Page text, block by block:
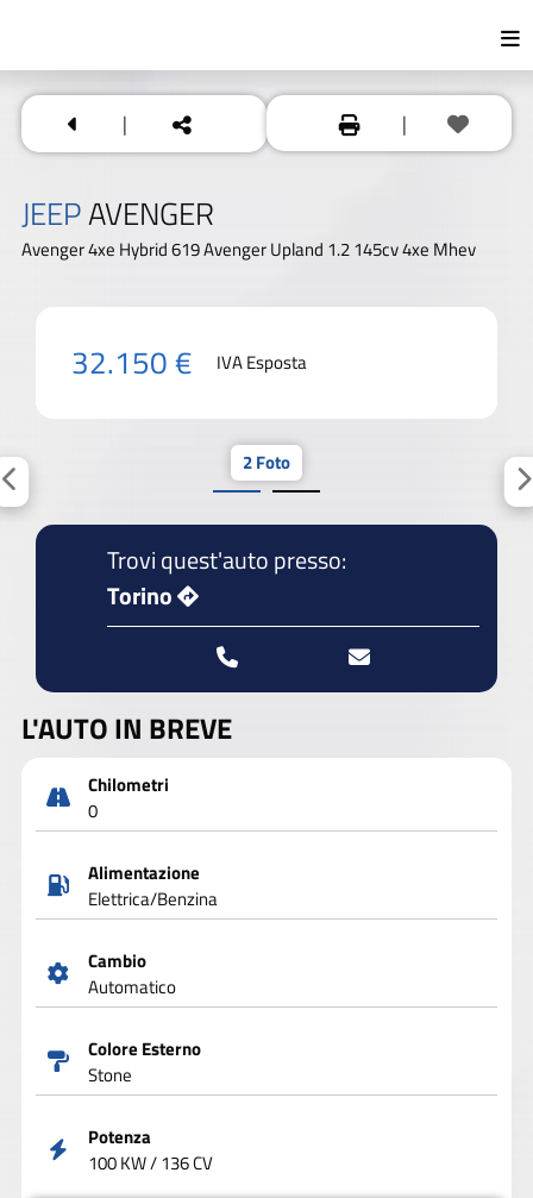
| |
JEEPAVENGER
Avenger 4xe Hybrid 619 Avenger Upland 1.2 145cv 4xe Mhev
32.150 € IVA Esposta
2 Foto
Trovi quest'auto presso:
Torino
L'AUTO IN BREVE
Chilometri
0
Alimentazione
Elettrica/Benzina
Cambio
Automatico
Colore Esterno
Stone
Potenza
100 KW / 136 CV